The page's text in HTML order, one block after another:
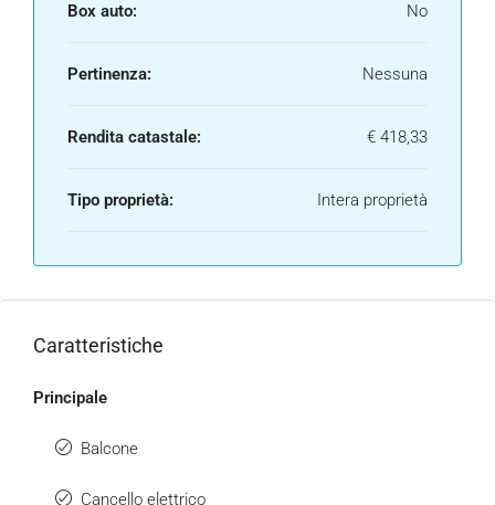
Box auto: No
Pertinenza: Nessuna
Rendita catastale: € 418,33
Tipo proprietà: Intera proprietà
Caratteristiche
Principale
Balcone
Cancello elettrico